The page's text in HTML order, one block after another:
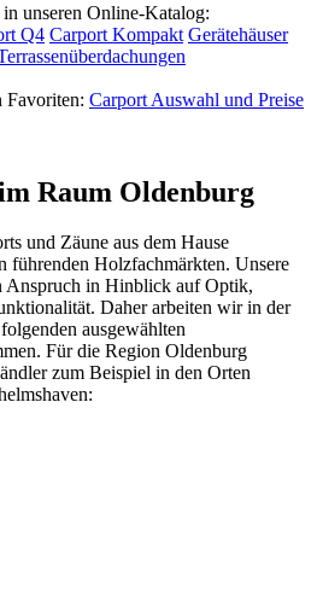
unseren Online-Katalog:
Q4 Carport Kompakt Gerätehäuser
Favoriten: Carport Auswahl und Preise
Raum Oldenburg
und Zäune aus dem Hause
führenden Holzfachmärkten. Unsere
Anspruch in Hinblick auf Optik,
Daher arbeiten wir in der
ausgewählten
Für die Region Oldenburg
zum Beispiel in den Orten